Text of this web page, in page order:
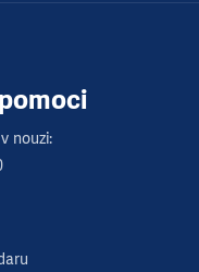
nouzi: